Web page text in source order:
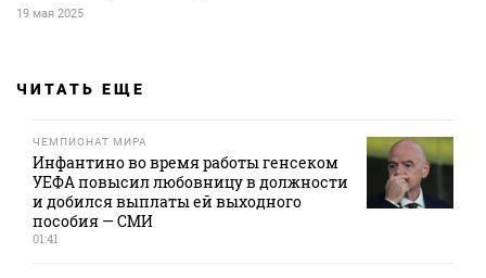
19 мая 2025
ЧИТАТЬ ЕЩЕ
ЧЕМПИОНАТ МИРА
Инфантино во время работы генсеком
УЕФА повысил любовницу в должности
и добился выплаты ей выходного
пособия — СМИ
01:41